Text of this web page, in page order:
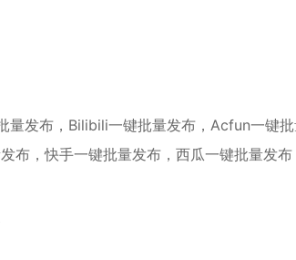
量发布，Bilibili一键批量发布，Acfun一键
布，快手一键批量发布，西瓜一键批量发布